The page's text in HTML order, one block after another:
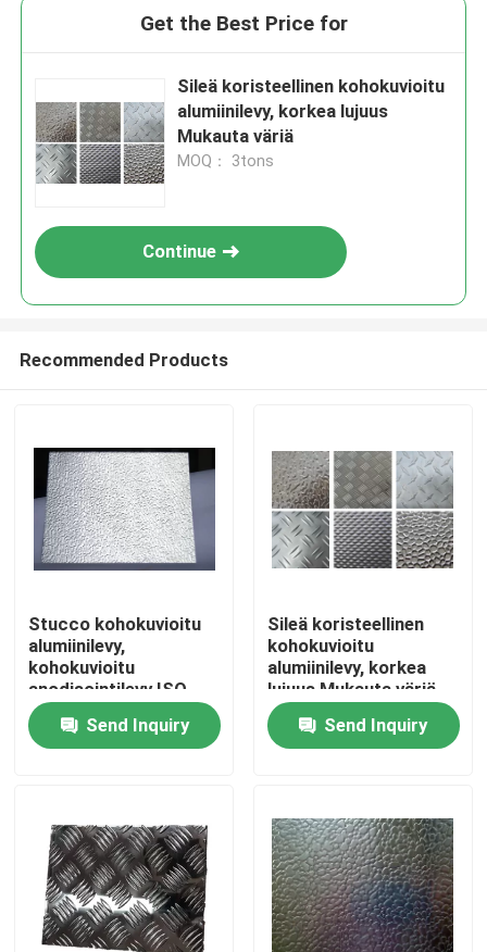
Products
Videos
Get the Best Price for
Sileä koristeellinen kohokuvioitu
alumiinilevy, korkea lujuus
Mukauta väriä
MOQ： 3tons
Continue
Recommended Products
Stucco kohokuvioitu
alumiinilevy,
kohokuvioitu
anodisointilevy ISO-
sertifiointi
Send Inquiry
Sileä koristeellinen
kohokuvioitu
alumiinilevy, korkea
lujuus Mukauta väriä
Send Inquiry